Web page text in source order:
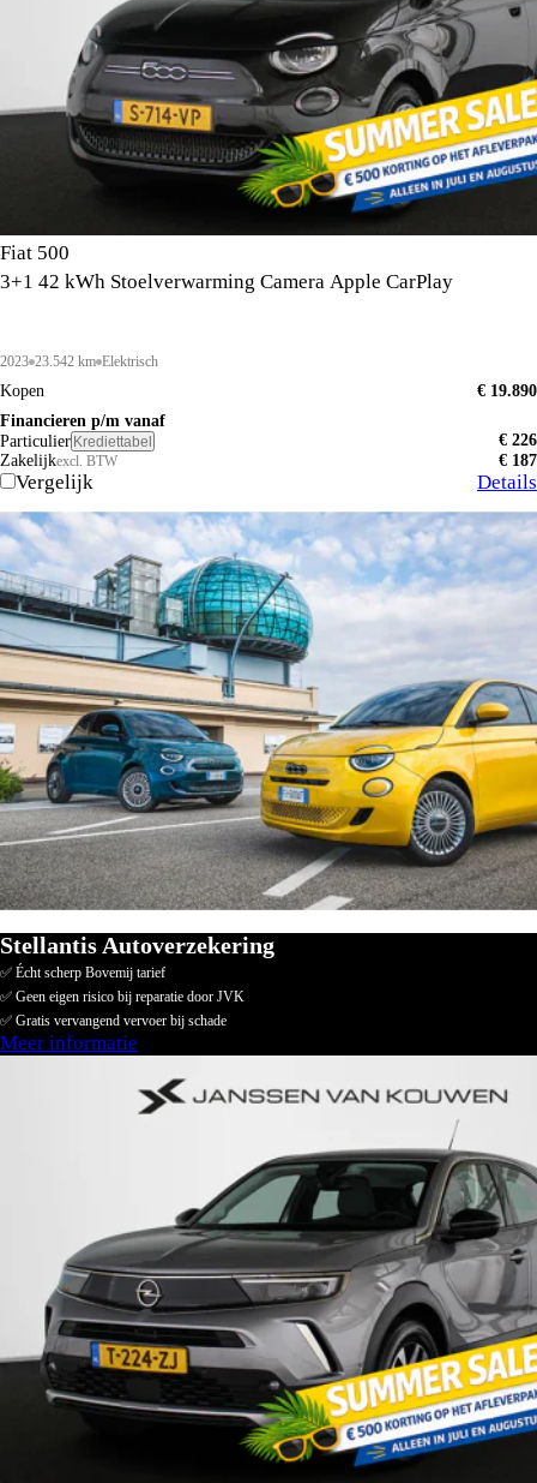
Fiat 500
3+1 42 kWh Stoelverwarming Camera Apple CarPlay
2023 23.542 km Elektrisch
Kopen
€ 19.890
Financieren p/m vanaf
Particulier Krediettabel
€ 226
Zakelijkexcl. BTW € 187
Vergelijk Details
Stellantis Autoverzekering
✅ Écht scherp Bovemij tarief
✅ Geen eigen risico bij reparatie door JVK
✅ Gratis vervangend vervoer bij schade
Meer informatie